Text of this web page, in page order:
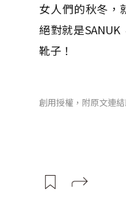
女人們的秋冬，
絕對就是
靴子！
創用授權，附原文連